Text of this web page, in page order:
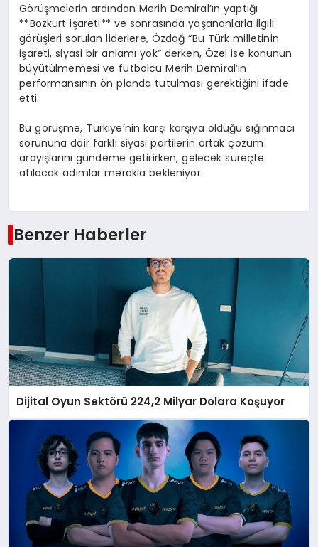
Görüşmelerin ardından Merih Demiral’ın yaptığı
**Bozkurt işareti** ve sonrasında yaşananlarla ilgili
görüşleri sorulan liderlere, Özdağ “Bu Türk milletinin
işareti, siyasi bir anlamı yok” derken, Özel ise konunun
büyütülmemesi ve futbolcu Merih Demiral’ın
performansının ön planda tutulması gerektiğini ifade
etti.
Bu görüşme, Türkiye’nin karşı karşıya olduğu sığınmacı
sorununa dair farklı siyasi partilerin ortak çözüm
arayışlarını gündeme getirirken, gelecek süreçte
atılacak adımlar merakla bekleniyor.
Benzer Haberler
Dijital Oyun Sektörü 224,2 Milyar Dolara Koşuyor